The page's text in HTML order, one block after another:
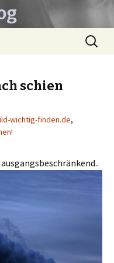
Search
for:
schien
wichtig-finden.de,